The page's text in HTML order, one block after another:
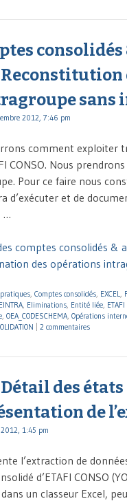
consolidés
:
sans
2012, 7:46 pm
comment exploiter
CONSO. Nous
Pour ce faire nous
d’exécuter et de
…
comptes consolidés &
des opérations
, Comptes consolidés, EXCEL,
EINTRA, Eliminations, Entité liée, ETAFI
, OEA_CODESCHEMA, Opérations
2 commentaires
Détail des
de
1:45 pm
l’extraction de
d’ETAFI CONSO
un classeur Excel,